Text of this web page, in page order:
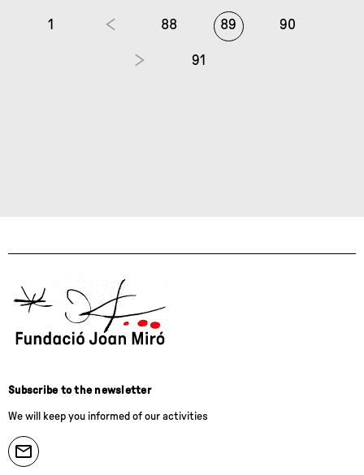
1 88 89 90
91
Subscribe to the newsletter
We will keep you informed of our activities